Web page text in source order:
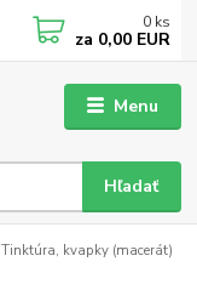
Menu
Hľadať
0 ks
za 0,00 EUR
Tinktúra, kvapky (macerát)